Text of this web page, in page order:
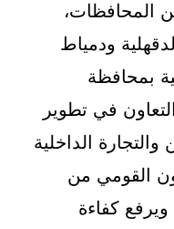
المحافظات،
ودمياط
حقلية بمحافظة
في تطوير
والتجارة الداخلية
القومي من
ويرفع كفاءة